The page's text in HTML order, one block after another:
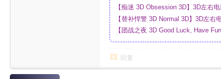
_网盘
【痴迷 3D Obsession 3D】3D左右
【替补悍警 3D Normal 3D】3D左
【团战之夜 3D Good Luck, Have
回复